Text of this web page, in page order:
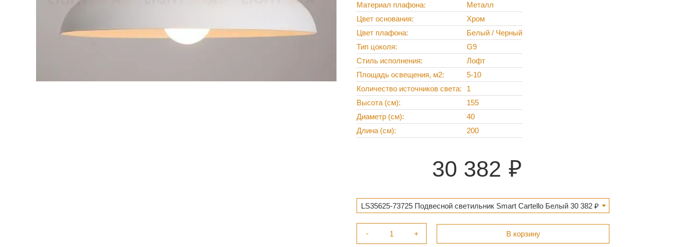
Материал плафона
Металл
Цвет основания
Хром
Цвет плафона
Белый / Черный
Тип цоколя
G9
Стиль исполнения
Лофт
Площадь освещения, м2
5-10
Количество источников света
1
Высота (см)
155
Диаметр (см)
40
Длина (см)
200
30 382
LS35625-73725 Подвесной светильник Smart Cartello Белый 30 382 ₽